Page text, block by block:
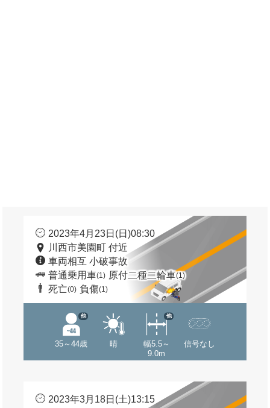
2023年4月23日(日)08:30
川西市美園町 付近
車両相互 小破事故
普通乗用車(1) 原付二種二輪車(1)
死亡(0) 負傷(1)
35～44歳
他
晴
幅5.5～
9.0m
他
信号なし
2023年3月18日(土)13:15